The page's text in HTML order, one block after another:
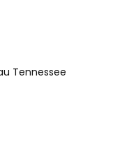
Tennessee